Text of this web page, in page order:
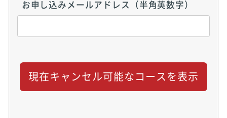
お申し込みメールアドレス（半角英数字）